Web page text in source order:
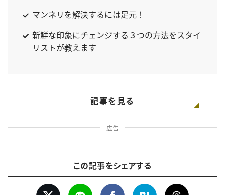
マンネリを解決するには足元！
新鮮な印象にチェンジする３つの方法をスタイ
リストが教えます
記事を見る
広告
この記事をシェアする